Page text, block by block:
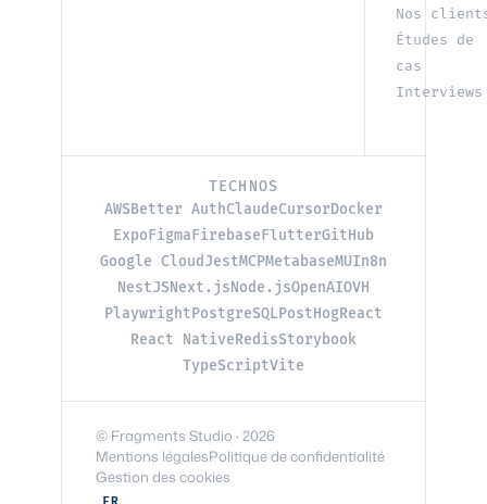
Nos
Études de
cas
Interviews
TECHNOS
AWSBetter AuthClaudeCursorDocker
Expo Figma Firebase FlutterGitHub
Google CloudJestMCPMetabaseMUIn8n
NestJSNext.jsNode.jsOpenAIOVH
Playwright PostgreSQL PostHogReact
React NativeRedisStorybook
TypeScriptVite
© Fragments Studio · 2026
Mentions légalesPolitique de confidentialité
Gestion des cookies
FR